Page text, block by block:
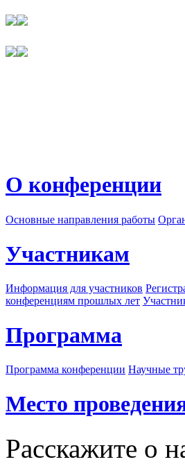
О конференции
Основные направления работы
Участникам
Информация для участников
конференциям прошлых лет
Программа
Программа конференции Научные
Место
Расскажите о